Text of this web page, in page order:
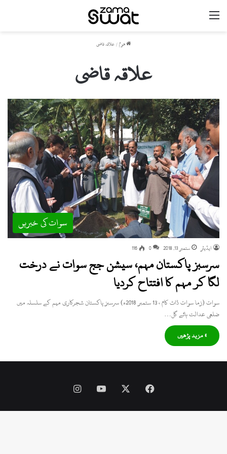
ھوم/علاقہ قاضی
علاقہ قاضی
سوات کی خبریں
ایڈیٹر ستمبر 13, 2018 0
116
سرسبز پاکستان مہم، سیشن جج سوات نے درخت
لگا کر مہم کا افتتاح کردیا
سوات (زما سوات ڈاٹ کام ، 13 ستمبر 2018ء) سرسبز پاکستان شجرکاری مہم کے سلسلہ میں
ضلعی عدالت ہائے گل…
» مزید پڑھیں
Facebook
YouTube